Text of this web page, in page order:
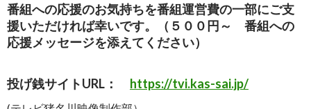
番組への応援のお気持ちを番組運営費の一部にご支
援いただければ幸いです。（５００円～ 番組への
応援メッセージを添えてください）
投げ銭サイトURL： https://tvi.kas-sai.jp/